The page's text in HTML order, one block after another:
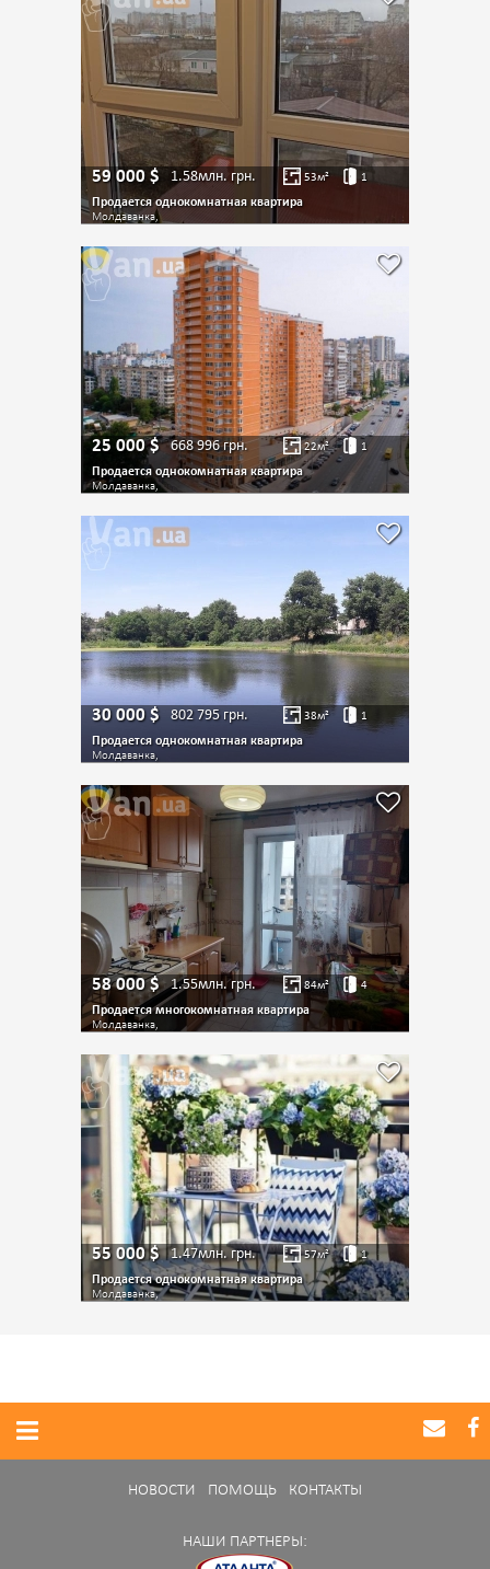
59 000 $ 1.58млн. грн. 53м² 1
Продается однокомнатная квартира
Молдаванка,
25 000$ 668 996грн. 22м² 1
Продается однокомнатная квартира
Молдаванка,
30 000$ 802 795грн. 38м² 1
Продается однокомнатная квартира
Молдаванка,
58 000$ 1.55млн.грн. 84м² 4
Продается многокомнатная квартира
Молдаванка,
55 000$ 1.47млн.грн. 57м² 1
Продается однокомнатная квартира
Молдаванка,
НОВОСТИ ПОМОЩЬ КОНТАКТЫ
НАШИ ПАРТНЕРЫ: